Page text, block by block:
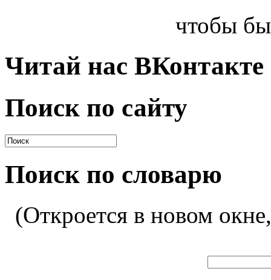
чтобы
Читай нас ВКонтакте
Поиск по сайту
Поиск по словарю
(Откроется в новом